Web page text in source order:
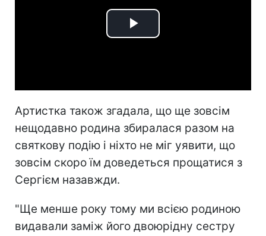
Play
Артистка також згадала, що ще зовсім
нещодавно родина збиралася разом на
святкову подію і ніхто не міг уявити, що
зовсім скоро їм доведеться прощатися з
Сергієм назавжди.
"Ще менше року тому ми всією родиною
видавали заміж його двоюрідну сестру